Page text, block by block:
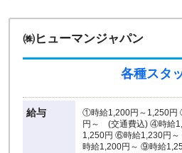
㈱ヒューマンジャパン
各種スタ
給与
①時給1,200円～1,250
円～ (交通費込) ④時給
1,250円 ⑥時給1,230円
時給1,200円～ ⑨時給